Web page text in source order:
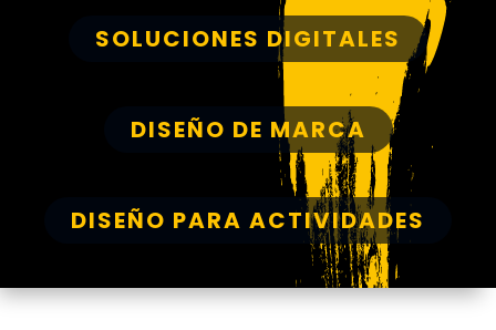
SOLUCIONES DIGITALES
DISEÑO DE MARCA
DISEÑO PARA ACTIVIDADES